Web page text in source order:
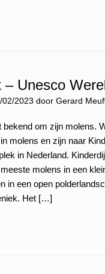
– Unesco
02/2023 door Gerard
bekend om zijn molens.
molens en zijn naar
in Nederland.
molens in een
in een open
Het […]